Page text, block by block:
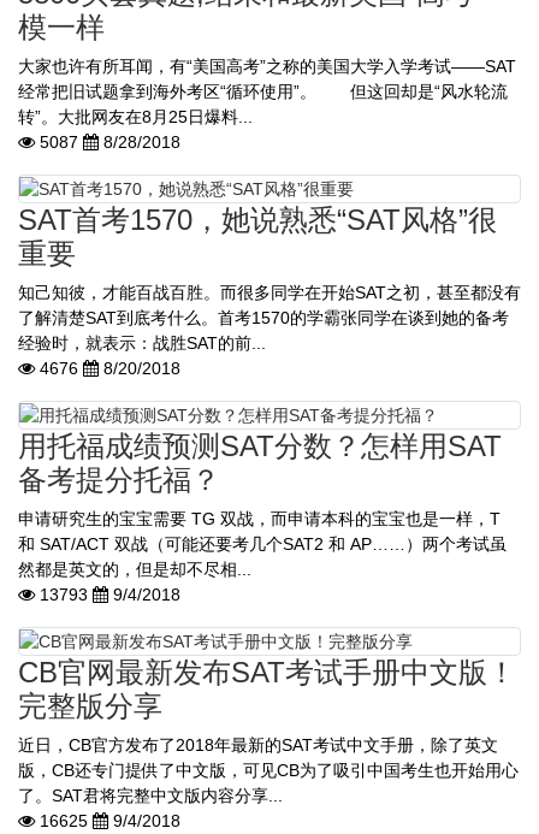
模一样
大家也许有所耳闻，有“美国高考”之称的美国大学入学考试——SAT
经常把旧试题拿到海外考区“循环使用”。 但这回却是“风水轮流
转”。大批网友在8月25日爆料...
5087
8/28/2018
SAT首考1570，她说熟悉“SAT风格”很
重要
知己知彼，才能百战百胜。而很多同学在开始SAT之初，甚至都没有
了解清楚SAT到底考什么。首考1570的学霸张同学在谈到她的备考
经验时，就表示：战胜SAT的前...
4676
8/20/2018
用托福成绩预测SAT分数？怎样用SAT
备考提分托福？
申请研究生的宝宝需要 TG 双战，而申请本科的宝宝也是一样，T
和 SAT/ACT 双战（可能还要考几个SAT2 和 AP……）两个考试虽
然都是英文的，但是却不尽相...
13793
9/4/2018
CB官网最新发布SAT考试手册中文版！
完整版分享
近日，CB官方发布了2018年最新的SAT考试中文手册，除了英文
版，CB还专门提供了中文版，可见CB为了吸引中国考生也开始用心
了。SAT君将完整中文版内容分享...
16625
9/4/2018